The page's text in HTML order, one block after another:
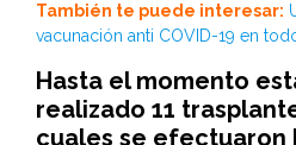
También te puede interesar:
vacunación anti COVID-19 en
Hasta el momento
realizado 11
cuales se efectuaron